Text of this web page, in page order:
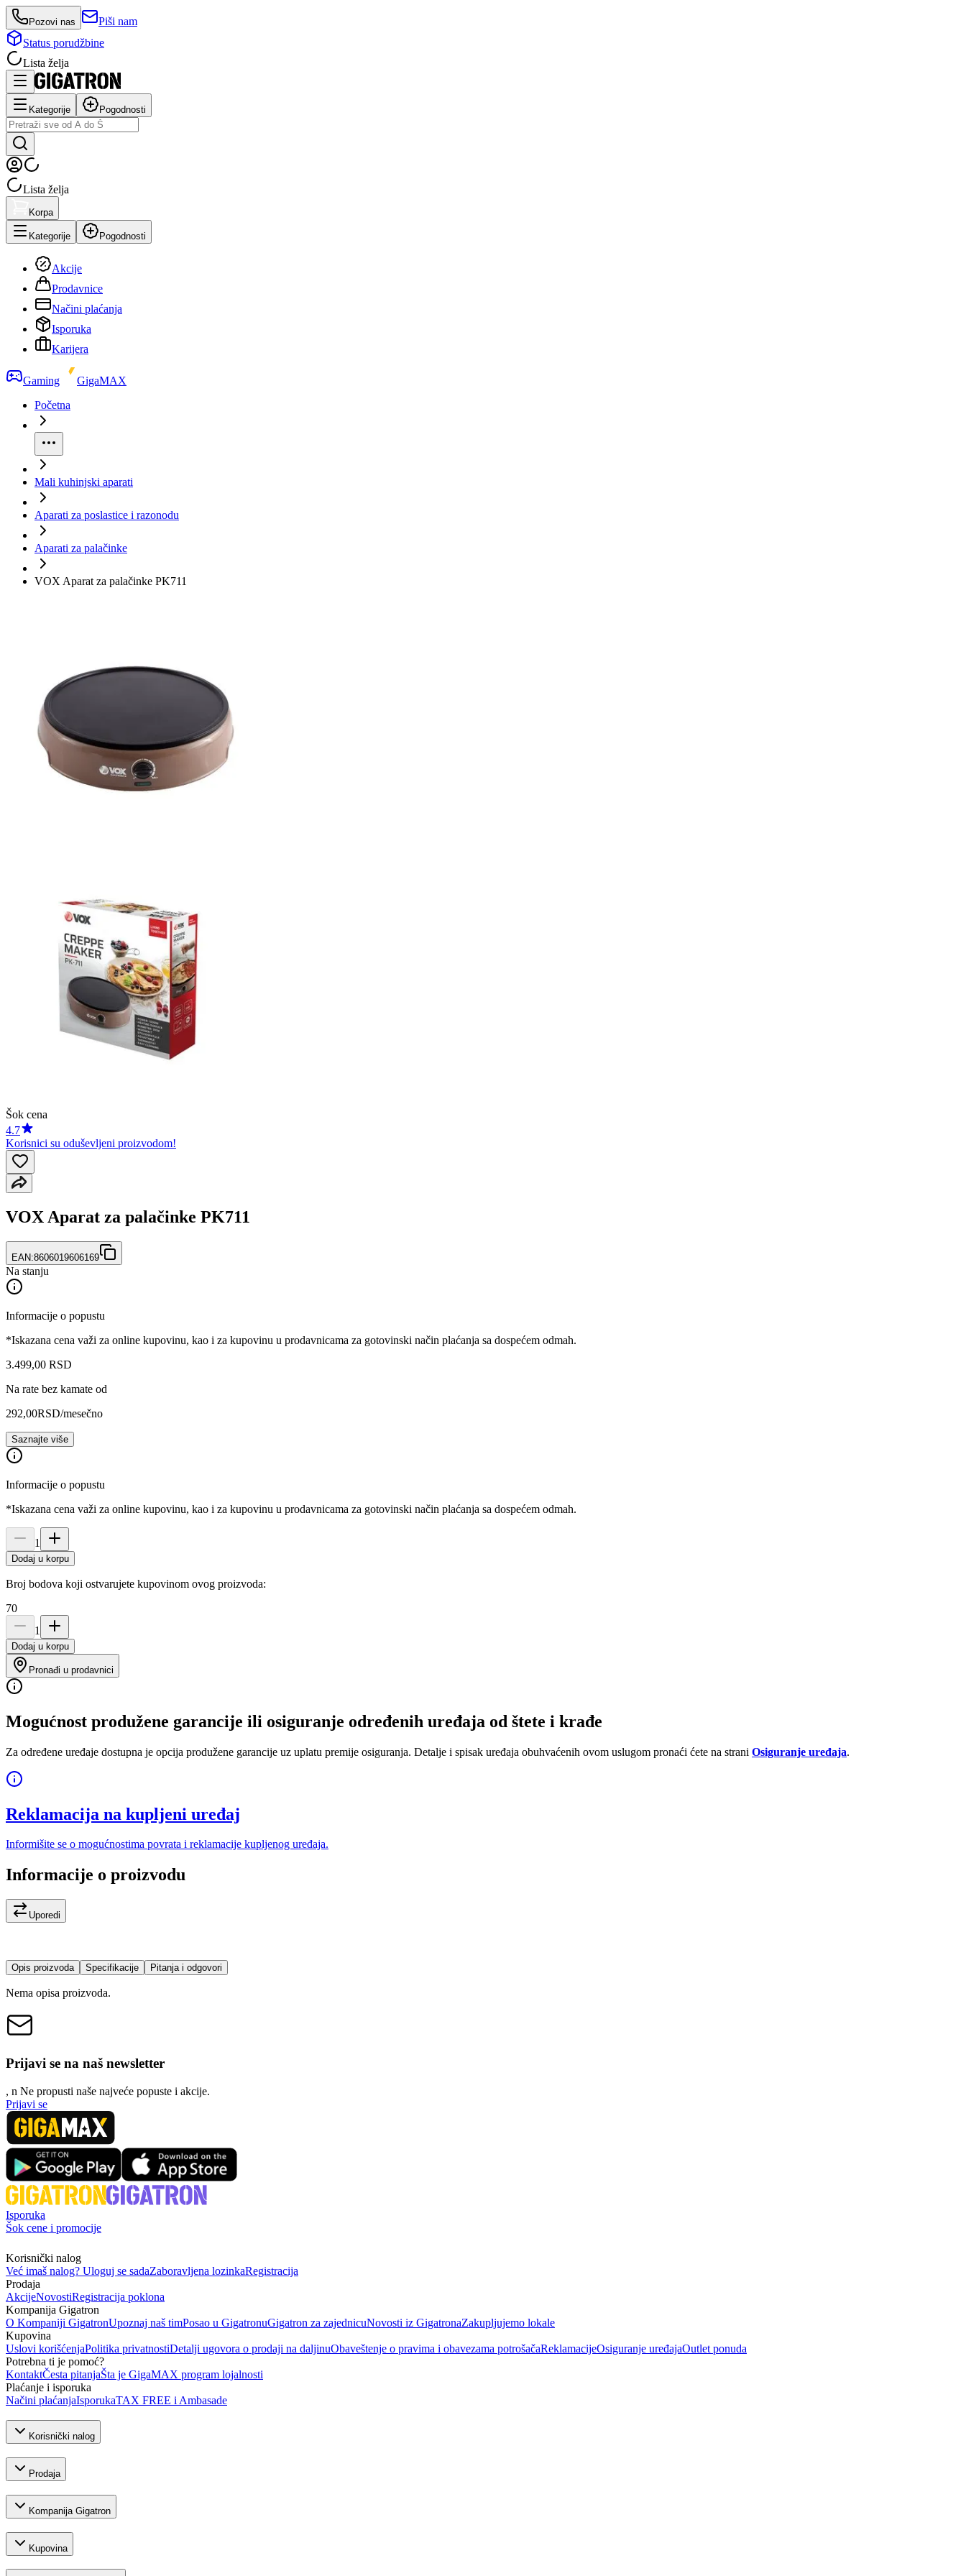
Pozovi nas
Piši nam
Status porudžbine
Lista želja
Kategorije Pogodnosti
Lista želja
Korpa
Kategorije Pogodnosti
Akcije
Prodavnice
Načini plaćanja
Isporuka
Karijera
Gaming
GigaMAX
Početna
Mali kuhinjski aparati
Aparati za poslastice i razonodu
Aparati za palačinke
VOX Aparat za palačinke PK711
Šok cena
4.7
Korisnici su oduševljeni proizvodom!
VOX Aparat za palačinke PK711
EAN:8606019606169
Na stanju
Informacije o popustu
*Iskazana cena važi za online kupovinu, kao i za kupovinu u prodavnicama za gotovinski način plaćanja sa dospećem odmah.
3.499,00 RSD
Na rate bez kamate od
292,00RSD/mesečno
Saznajte više
Informacije o popustu
*Iskazana cena važi za online kupovinu, kao i za kupovinu u prodavnicama za gotovinski način plaćanja sa dospećem odmah.
1
Dodaj u korpu
Broj bodova koji ostvarujete kupovinom ovog proizvoda:
70
1
Dodaj u korpu
Pronađi u prodavnici
Mogućnost produžene garancije ili osiguranje određenih uređaja od štete i krađe
Za određene uređaje dostupna je opcija produžene garancije uz uplatu premije osiguranja. Detalje i spisak uređaja obuhvaćenih ovom uslugom pronaći ćete na strani Osiguranje uređaja.
Reklamacija na kupljeni uređaj
Informišite se o mogućnostima povrata i reklamacije kupljenog uređaja.
Informacije o proizvodu
Uporedi
Opis proizvoda Specifikacije Pitanja i odgovori
Nema opisa proizvoda.
Prijavi se na naš newsletter
, n Ne propusti naše najveće popuste i akcije.
Prijavi se
Isporuka
Šok cene i promocije
Korisnički nalog
Već imaš nalog? Uloguj se sadaZaboravljena lozinkaRegistracija
Prodaja
AkcijeNovostiRegistracija poklona
Kompanija Gigatron
O Kompaniji GigatronUpoznaj naš timPosao u GigatronuGigatron za zajednicuNovosti iz GigatronaZakupljujemo lokale
Kupovina
Uslovi korišćenjaPolitika privatnostiDetalji ugovora o prodaji na daljinuObaveštenje o pravima i obavezama potrošačaReklamacijeOsiguranje uređajaOutlet ponuda
Potrebna ti je pomoć?
KontaktČesta pitanjaŠta je GigaMAX program lojalnosti
Plaćanje i isporuka
Načini plaćanjaIsporukaTAX FREE i Ambasade
Korisnički nalog
Prodaja
Kompanija Gigatron
Kupovina